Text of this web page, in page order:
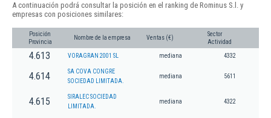
A continuación podrá consultar la posición en el ranking de Rominus S.l. y
empresas con posiciones similares:
Posición
Provincia
Nombre de la empresa Ventas (€)
Sector
Actividad
4.613 VORAGRAN 2001 SL mediana 4332
4.614
SA COVA CONGRE
SOCIEDAD LIMITADA.
mediana 5611
4.615
SIRALEC SOCIEDAD
LIMITADA.
mediana 4322